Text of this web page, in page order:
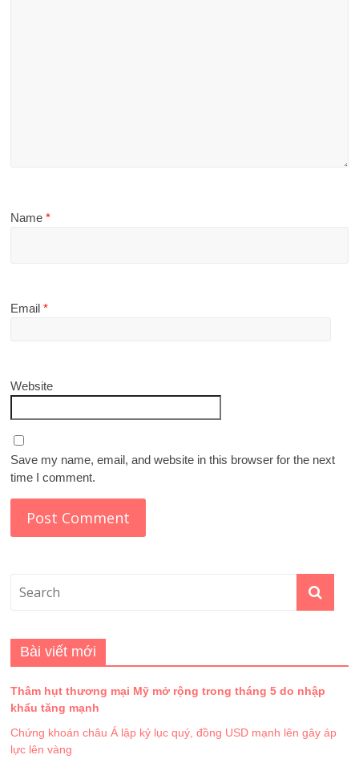
Name*
Email*
Website
Save my name, email, and website in this browser for the next
time I comment.
Bài viết mới
Thâm hụt thương mại Mỹ mở rộng trong tháng 5 do nhập
khẩu tăng mạnh
Chứng khoán châu Á lập kỷ lục quý, đồng USD mạnh lên gây áp
lực lên vàng